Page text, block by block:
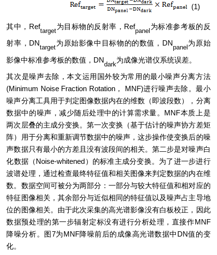
(1)
其中，Ref
target
为目标物的反射率， Ref
panel
为标准参考板的反
射率，DN
target
为原始影像中目标物的的数值，DN
panel
为原始
影像中标准参考板的数值， DN
dark
为成像光谱仪系统误差。
其次是噪声去除，本文运用国外较为常用的最小噪声分离方法
(Minimum Noise Fraction Rotation， MNF)进行噪声去除。最小
噪声分离工具用于判定图像数据内在的维数（即波段数），分离
数据中的噪声，减少随后处理中的计算需求量。MNF本质上是
两次层叠的主成分变换。第一次变换（基于估计的噪声协方差矩
阵）用于分离和重新调节数据中的噪声，这步操作使变换后的噪
声数据只有最小的方差且没有波段间的相关。第二步是对噪声白
化数据（Noise-whitened）的标准主成分变换。为了进一步进行
波谱处理，通过检查最终特征值和相关图像来判定数据的内在维
数。数据空间可被分为两部分：一部分与较大特征值和相对应的
特征图像相关，其余部分与近似相同的特征值以及噪声占主导地
位的图像相关。由于此次采集的高光谱影像没有白板校正，因此
数据预处理的第一步辐射定标没有进行分析处理，直接作MNF
降噪分析。图7为MNF降噪前后的成像高光谱数据中DN值的变
化。